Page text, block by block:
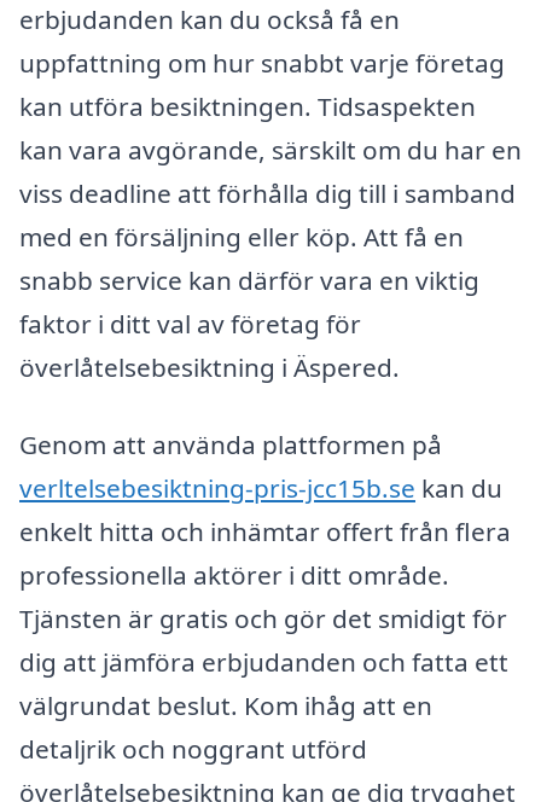
erbjudanden kan du också få en
uppfattning om hur snabbt varje företag
kan utföra besiktningen. Tidsaspekten
kan vara avgörande, särskilt om du har en
viss deadline att förhålla dig till i samband
med en försäljning eller köp. Att få en
snabb service kan därför vara en viktig
faktor i ditt val av företag för
överlåtelsebesiktning i Äspered.
Genom att använda plattformen på
verltelsebesiktning-pris-jcc15b.se kan du
enkelt hitta och inhämtar offert från flera
professionella aktörer i ditt område.
Tjänsten är gratis och gör det smidigt för
dig att jämföra erbjudanden och fatta ett
välgrundat beslut. Kom ihåg att en
detaljrik och noggrant utförd
överlåtelsebesiktning kan ge dig trygghet